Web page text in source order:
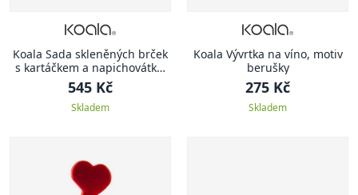
Koala Sada skleněných brček
s kartáčkem a napichovátka,
11 ks
545 Kč
Skladem
Koala Vývrtka na víno, motiv
berušky
275 Kč
Skladem